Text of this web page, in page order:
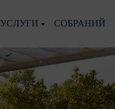
УСЛУГИ СОБРАНИЙ